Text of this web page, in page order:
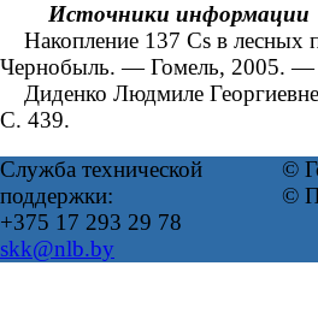
Источники информации
Накопление 137 Cs в лесных
Чернобыль. ― Гомель, 2005.
Диденко Людмиле
С. 439.
Служба технической
поддержки:
+375 17 293 29 78
skk@nlb.by
©
©